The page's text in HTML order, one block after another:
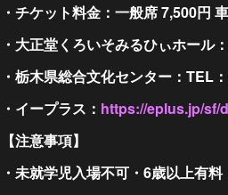
・チケット料金：一般席 7,500円
・大正堂くろいそみるひぃホール
・栃木県総合文化センター：
・イープラス： https://eplus.jp/sf/
【注意事項】
・未就学児入場不可・6歳以上有料